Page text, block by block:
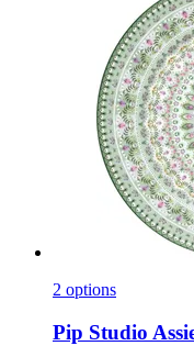
2 options
Pip Studio